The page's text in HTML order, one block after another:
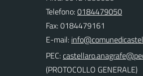
Telefono:0184479050
Fax: 0184479161
E-mail:
PEC:
(PROTOCOLLO GENERALE)